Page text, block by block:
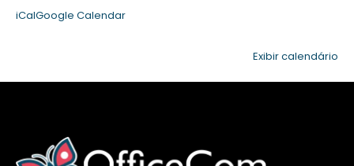
Santa
iCalGoogle Calendar
Exibir calendário